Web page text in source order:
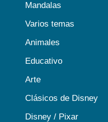
Mandalas
Varios temas
Animales
Educativo
Arte
Clásicos de Disney
Disney / Pixar